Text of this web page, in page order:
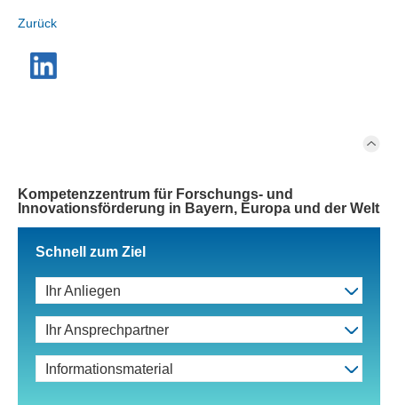
Zurück
Kompetenzzentrum für Forschungs- und
Innovationsförderung in Bayern, Europa und der Welt
Schnell zum Ziel
Ihr Anliegen
Ihr Ansprechpartner
Informationsmaterial